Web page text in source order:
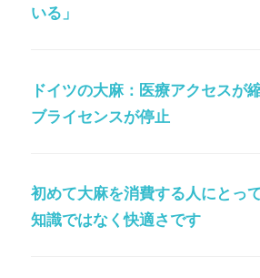
いる」
ドイツの大麻：医療アクセスが
ブライセンスが停止
初めて大麻を消費する人にとっ
知識ではなく快適さです